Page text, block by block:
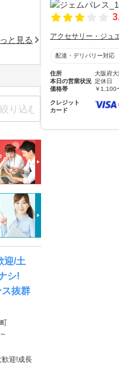
アクセサリー・ジュ
配達・デリバリー対応
住所
大阪府
本日の営業状況 定休日
価格帯
￥1,100
クレジット
カード
と見る
迎/土
シ!
抜群
歓迎!成長